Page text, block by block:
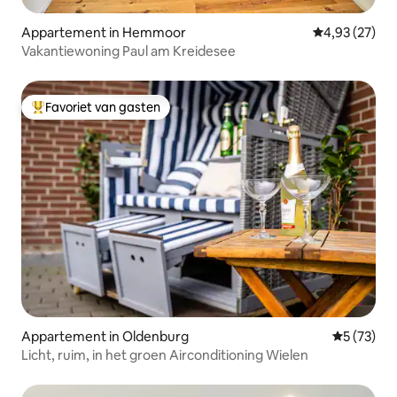
Appartement in Hemmoor Gemiddelde
4,93 (27)
Vakantiewoning Paul am Kreidesee
Topfavoriet van gasten
Favoriet van gasten
Appartement in Oldenburg
5 (73)
Licht, ruim, in het groen Airconditioning Wielen